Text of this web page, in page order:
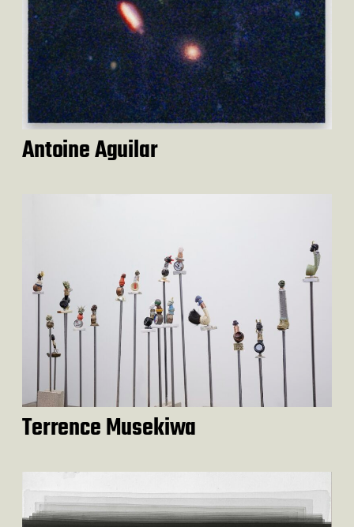
Antoine Aguilar
Terrence Musekiwa